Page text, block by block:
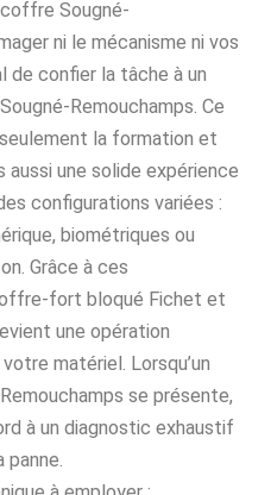
coffre Sougné-
ni le mécanisme ni vos
de confier la tâche à un
Remouchamps. Ce
la formation et
aussi une solide expérience
configurations variées :
biométriques ou
Grâce à ces
fort bloqué Fichet et
une opération
matériel. Lorsqu’un
se présente,
à un diagnostic exhaustif
panne.